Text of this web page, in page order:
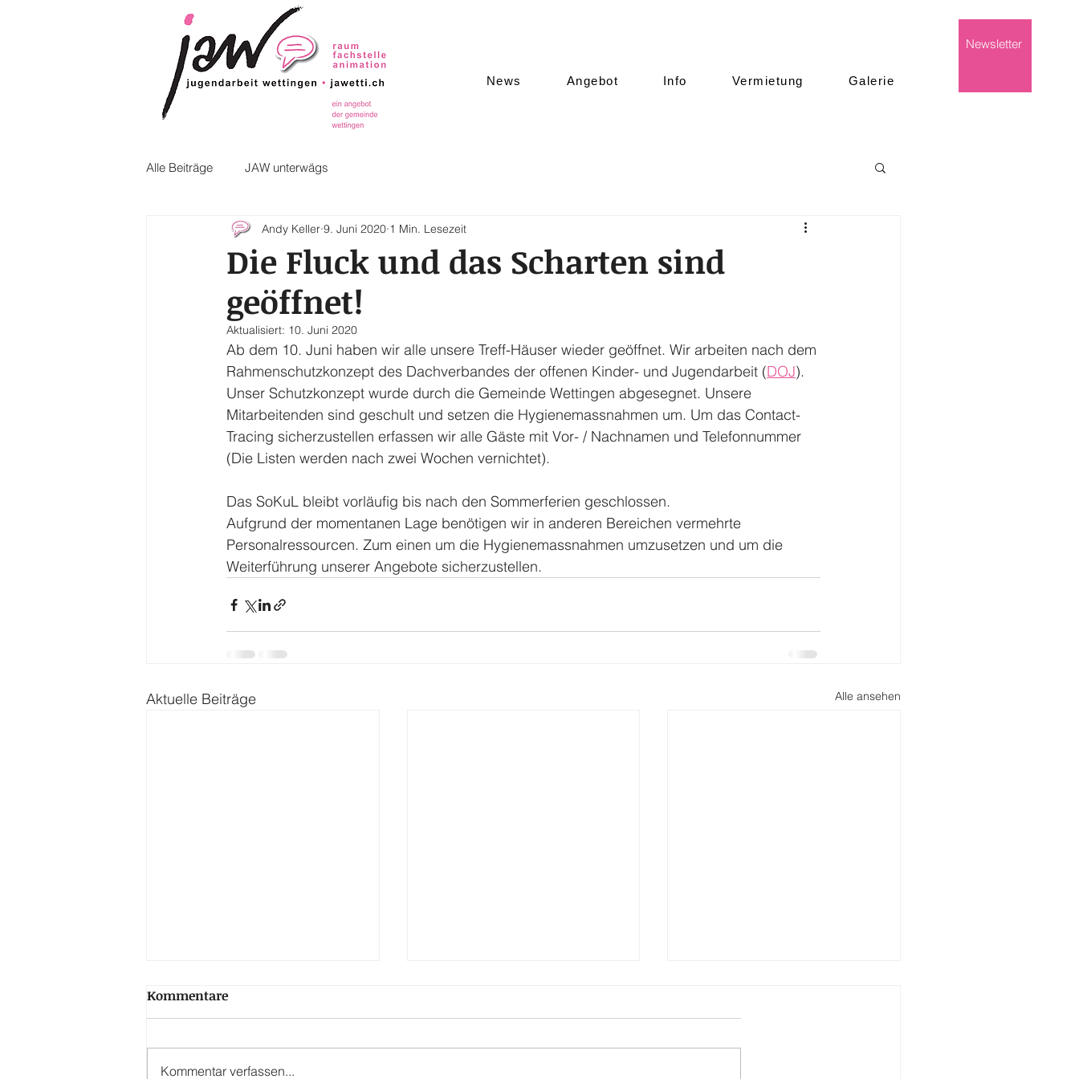
News Angebot Info Vermietung Galerie
Newsletter
Alle Beiträge JAW unterwägs
Die Fluck und das Scharten sind
geöffnet!
Andy Keller 9. Juni 2020 1 Min. Lesezeit
Aktualisiert: 10. Juni 2020
Ab dem 10. Juni haben wir alle unsere Treff-Häuser wieder geöffnet. Wir arbeiten nach dem
Rahmenschutzkonzept des Dachverbandes der offenen Kinder- und Jugendarbeit (DOJ).
Unser Schutzkonzept wurde durch die Gemeinde Wettingen abgesegnet. Unsere
Mitarbeitenden sind geschult und setzen die Hygienemassnahmen um. Um das Contact-
Tracing sicherzustellen erfassen wir alle Gäste mit Vor- / Nachnamen und Telefonnummer
(Die Listen werden nach zwei Wochen vernichtet).
Das SoKuL bleibt vorläufig bis nach den Sommerferien geschlossen.
Aufgrund der momentanen Lage benötigen wir in anderen Bereichen vermehrte
Personalressourcen. Zum einen um die Hygienemassnahmen umzusetzen und um die
Weiterführung unserer Angebote sicherzustellen.
Aktuelle Beiträge Alle ansehen
Kommentare
Kommentar verfassen...